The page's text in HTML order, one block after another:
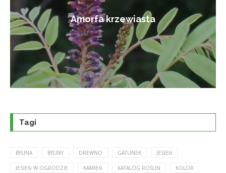
Amorfa krzewiasta
Tagi
BYLINA BYLINY DREWNO GATUNEK JESIEŃ
JESIEŃ W OGRODZIE KAMIEŃ KATALOG ROŚLIN KOLOR